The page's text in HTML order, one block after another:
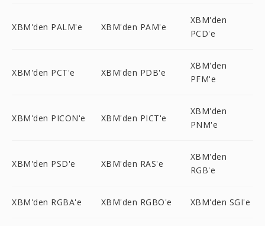
XBM'den PALM'e XBM'den PAM'e
XBM'den
PCD'e
XBM'den PCT'e XBM'den PDB'e
XBM'den
PFM'e
XBM'den PICON'e XBM'den PICT'e
XBM'den
PNM'e
XBM'den PSD'e XBM'den RAS'e
XBM'den
RGB'e
XBM'den RGBA'e XBM'den RGBO'e XBM'den SGI'e